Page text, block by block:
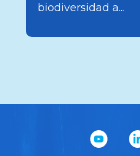
biodiversidad a...